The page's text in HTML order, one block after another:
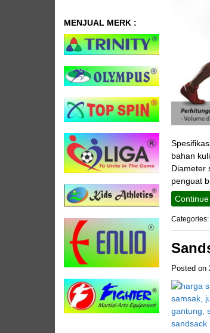
bahan
Diameter
penguat
Categories:
Posted on
MENJUAL MERK :